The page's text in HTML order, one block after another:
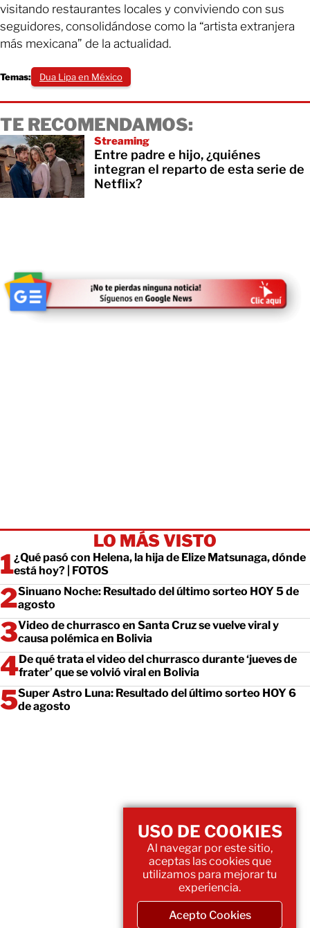
visitando restaurantes locales y conviviendo con sus
seguidores, consolidándose como la “artista extranjera
más mexicana” de la actualidad.
Temas: Dua Lipa en México
TE RECOMENDAMOS:
Streaming
Entre padre e hijo, ¿quiénes
integran el reparto de esta serie de
Netflix?
LO MÁS VISTO
¿Qué pasó con Helena, la hija de Elize Matsunaga, dónde
está hoy? | FOTOS
Sinuano Noche: Resultado del último sorteo HOY 5 de
agosto
Video de churrasco en Santa Cruz se vuelve viral y
causa polémica en Bolivia
De qué trata el video del churrasco durante ‘jueves de
frater’ que se volvió viral en Bolivia
Super Astro Luna: Resultado del último sorteo HOY 6
de agosto
USO DE COOKIES
Al navegar por este sitio,
aceptas las cookies que
utilizamos para mejorar tu
experiencia.
Acepto Cookies